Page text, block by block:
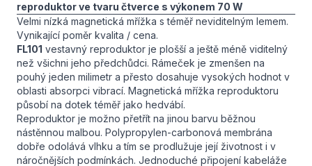
reproduktor ve tvaru čtverce s výkonem 70 W
Velmi nízká magnetická mřížka s téměř neviditelným lemem.
Vynikající poměr kvalita / cena.
FL101 vestavný reproduktor je plošší a ještě méně viditelný
než všichni jeho předchůdci. Rámeček je zmenšen na
pouhý jeden milimetr a přesto dosahuje vysokých hodnot v
oblasti absorpci vibrací. Magnetická mřížka reproduktoru
působí na dotek téměř jako hedvábí.
Reproduktor je možno přetřít na jinou barvu běžnou
nástěnnou malbou. Polypropylen-carbonová membrána
dobře odolává vlhku a tím se prodlužuje její životnost i v
náročnějších podmínkách. Jednoduché připojení kabeláže